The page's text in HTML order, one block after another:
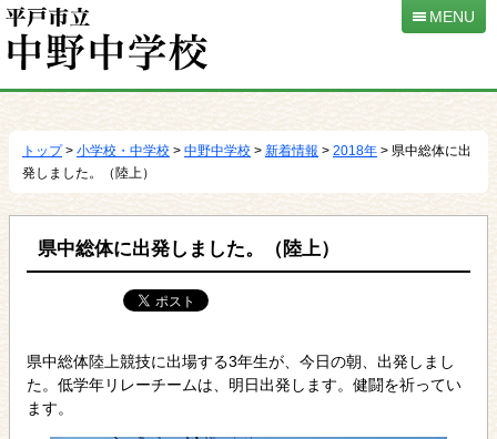
動
MENU
トップ> 小学校・中学校 > 中野中学校 > 新着情報 > 2018年 > 県中総体に出
発しました。（陸上）
県中総体に出発しました。（陸上）
県中総体陸上競技に出場する3年生が、今日の朝、出発しまし
た。低学年リレーチームは、明日出発します。健闘を祈ってい
ます。